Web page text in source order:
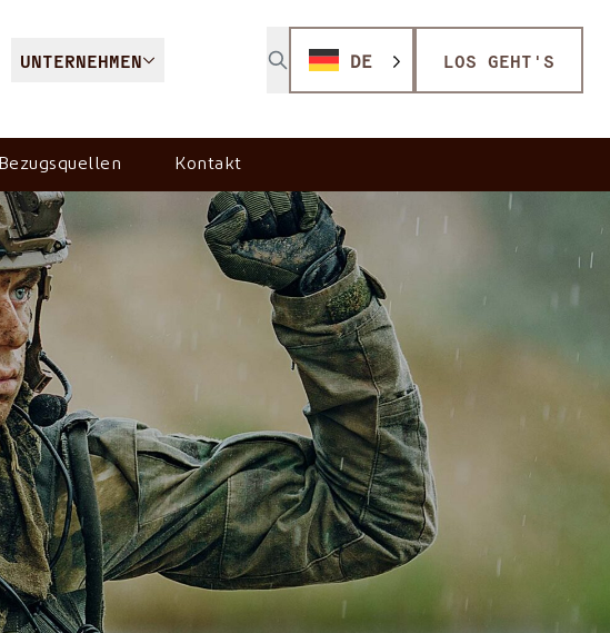
UNTERNEHMEN DE LOS GEHT'S
Bezugsquellen Kontakt